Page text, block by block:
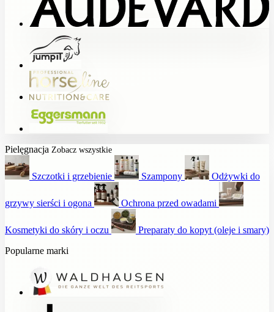
Pielęgnacja Zobacz wszystkie
Szczotki i grzebienie Szampony Odżywki do
grzywy sierści i ogona Ochrona przed owadami
Kosmetyki do skóry i oczu
Preparaty do kopyt (oleje i smary)
Popularne marki